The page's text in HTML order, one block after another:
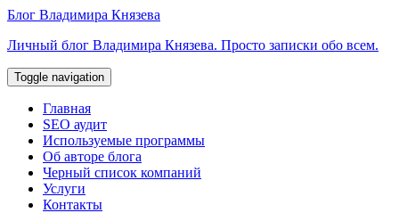
Перейти
содержимому
Блог Владимира Князева
Личный блог Владимира Князева. Просто записки обо всем.
Toggle navigation
Главная
SEO аудит
Используемые программы
Об авторе блога
Черный список компаний
Услуги
Контакты